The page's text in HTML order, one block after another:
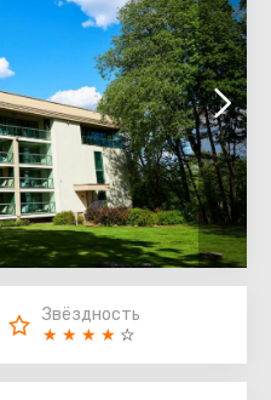
Звёздность
★ ★ ★ ★ ☆